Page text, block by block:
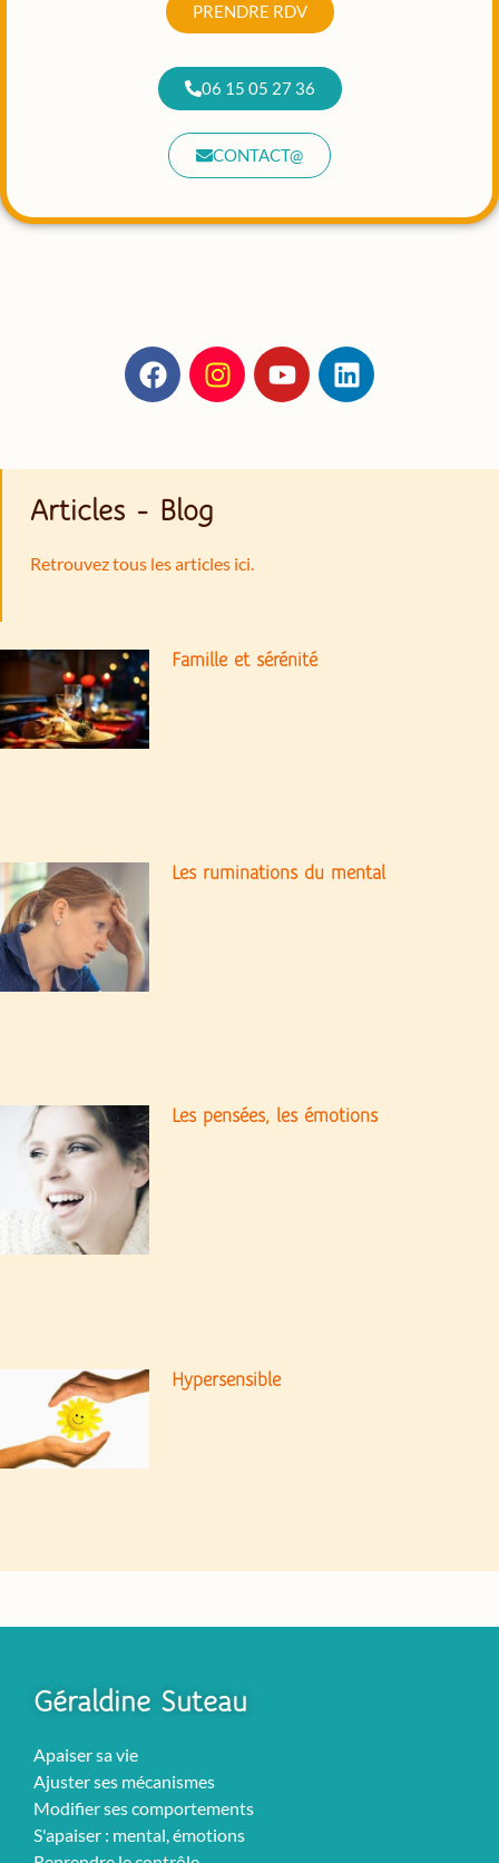
PRENDRE RDV
06 15 05 27 36
CONTACT@
Articles - Blog
Retrouvez tous les articles ici.
Famille et sérénité
Les ruminations du mental
Les pensées, les émotions
Hypersensible
Géraldine Suteau
Apaiser sa vie
Ajuster ses mécanismes
Modifier ses comportements
S'apaiser : mental, émotions